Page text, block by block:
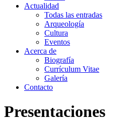
Actualidad
Todas las entradas
Arqueología
Cultura
Eventos
Acerca de
Biografía
Currículum Vitae
Galería
Contacto
Presentaciones